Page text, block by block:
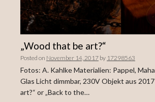
„Wood that be art?“
Posted on November 14, 2017 by 17298563
Fotos: A. Kahlke Materialien: Pappel,
Glas Licht dimmbar, 230V Objekt aus
art?“ or „Back to the…